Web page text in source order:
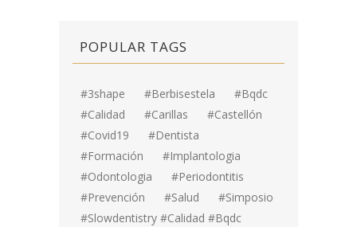
POPULAR TAGS
#3shape #berbisestela
#bqdc
#calidad
#carillas
#Castellón
#covid19
#dentista
#formación
#implantologia
#odontologia
#periodontitis
#prevención
#salud
#simposio
#Slowdentistry #calidad #bqdc